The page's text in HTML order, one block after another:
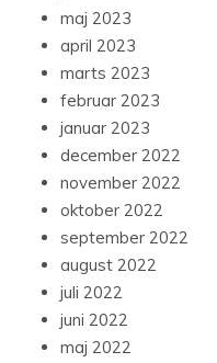
maj 2023
april 2023
marts 2023
februar 2023
januar 2023
december 2022
november 2022
oktober 2022
september 2022
august 2022
juli 2022
juni 2022
maj 2022